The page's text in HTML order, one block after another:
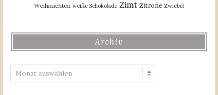
Weihnachten weiße Schokolade Zimt Zitrone Zwiebel
Archiv